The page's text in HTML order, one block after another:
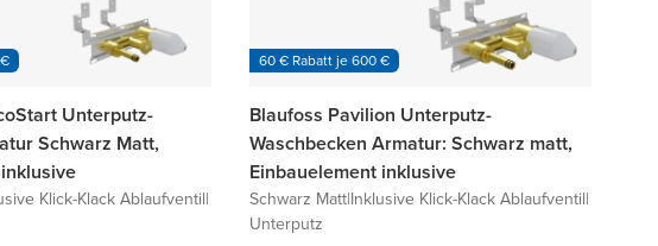
Unterputz-
Schwarz Matt,
Klick-Klack Ablaufventil|
60 € Rabatt je 600 €
Blaufoss Pavilion Unterputz-
Waschbecken Armatur: Schwarz matt,
Einbauelement inklusive
Schwarz Matt|Inklusive Klick-Klack Ablaufventil|
Unterputz